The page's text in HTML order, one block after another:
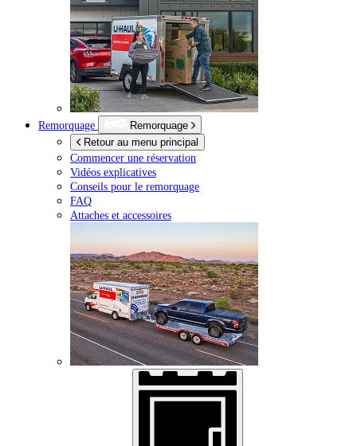
Remorquage
Remorquage
Retour au menu principal
Commencer une réservation
Vidéos explicatives
Conseils pour le remorquage
FAQ
Attaches et accessoires